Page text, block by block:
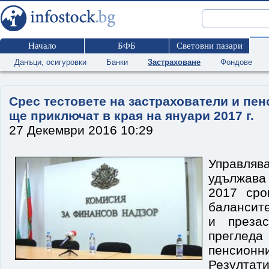
Начало БФБ Световни пазари
Данъци, осигуровки Банки Застраховане Фондове
Срес тестовете на застрахователи и
ще приключат в края на януари 2017 г.
27 Декември 2016 10:29
2017
и